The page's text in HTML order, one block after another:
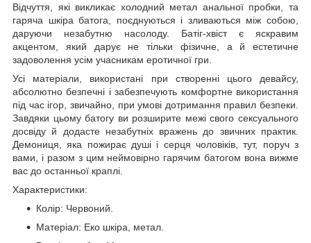
Відчуття, які викликає холодний метал анальної пробки, та
гаряча шкіра батога, поєднуються і зливаються між собою,
даруючи незабутню насолоду. Батіг-хвіст є яскравим
акцентом, який дарує не тільки фізичне, а й естетичне
задоволення усім учасникам еротичної гри.
Усі матеріали, використані при створенні цього девайсу,
абсолютно безпечні і забезпечують комфортне використання
під час ігор, звичайно, при умові дотримання правил безпеки.
Завдяки цьому батогу ви розширите межі свого сексуального
досвіду й додасте незабутніх вражень до звичних практик.
Демониця, яка пожирає душі і серця чоловіків, тут, поруч з
вами, і разом з цим неймовірно гарячим батогом вона вижме
вас до останньої краплі.
Характеристики:
Колір: Червоний.
Матеріал: Еко шкіра, метал.